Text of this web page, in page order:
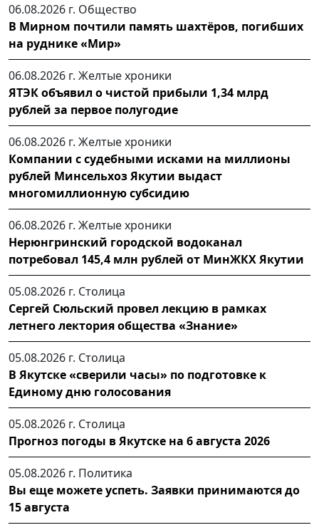
06.08.2026 г. Общество
В Мирном почтили память шахтёров, погибших
на руднике «Мир»
06.08.2026 г. Желтые хроники
ЯТЭК объявил о чистой прибыли 1,34 млрд
рублей за первое полугодие
06.08.2026 г. Желтые хроники
Компании с судебными исками на миллионы
рублей Минсельхоз Якутии выдаст
многомиллионную субсидию
06.08.2026 г. Желтые хроники
Нерюнгринский городской водоканал
потребовал 145,4 млн рублей от МинЖКХ Якутии
05.08.2026 г. Столица
Сергей Сюльский провел лекцию в рамках
летнего лектория общества «Знание»
05.08.2026 г. Столица
В Якутске «сверили часы» по подготовке к
Единому дню голосования
05.08.2026 г. Столица
Прогноз погоды в Якутске на 6 августа 2026
05.08.2026 г. Политика
Вы еще можете успеть. Заявки принимаются до
15 августа